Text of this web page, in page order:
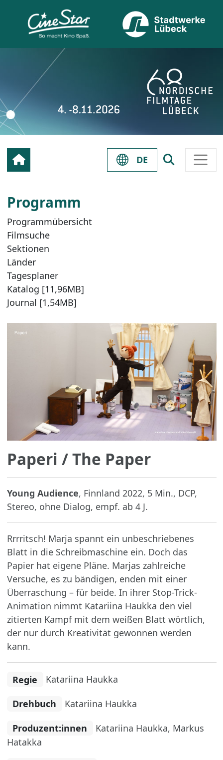
DE
Programm
Programmübersicht
Filmsuche
Sektionen
Länder
Tagesplaner
Katalog [11,96MB]
Journal [1,54MB]
Paperi / The Paper
Young Audience, Finnland 2022, 5 Min., DCP,
Stereo, ohne Dialog, empf. ab 4 J.
Rrrritsch! Marja spannt ein unbeschriebenes
Blatt in die Schreibmaschine ein. Doch das
Papier hat eigene Pläne. Marjas zahlreiche
Versuche, es zu bändigen, enden mit einer
Überraschung – für beide. In ihrer Stop-Trick-
Animation nimmt Katariina Haukka den viel
zitierten Kampf mit dem weißen Blatt wörtlich,
der nur durch Kreativität gewonnen werden
kann.
Regie Katariina Haukka
Drehbuch Katariina Haukka
Produzent:innen
Katariina Haukka, Markus
Hatakka